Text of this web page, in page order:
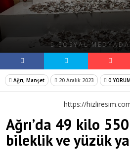
SOSYAL
Ağrı, Manşet 20 Aralık 2023 0 YORUM
https://
Ağrı’da 49 kilo
bileklik ve yüzük